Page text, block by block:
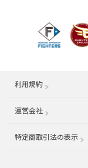
利用規約
運営会社 （別ウィンド
特定商取引法の表示